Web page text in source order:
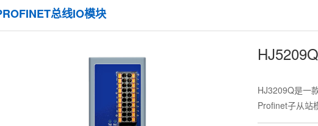
总线IO模块
HJ3209Q是一
Profinet子从站